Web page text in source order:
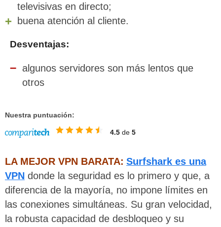
televisivas en directo;
buena atención al cliente.
Desventajas:
algunos servidores son más lentos que
otros
Nuestra puntuación:
4.5 de 5
LA MEJOR VPN BARATA: Surfshark es una
VPN donde la seguridad es lo primero y que, a
diferencia de la mayoría, no impone límites en
las conexiones simultáneas. Su gran velocidad,
la robusta capacidad de desbloqueo y su